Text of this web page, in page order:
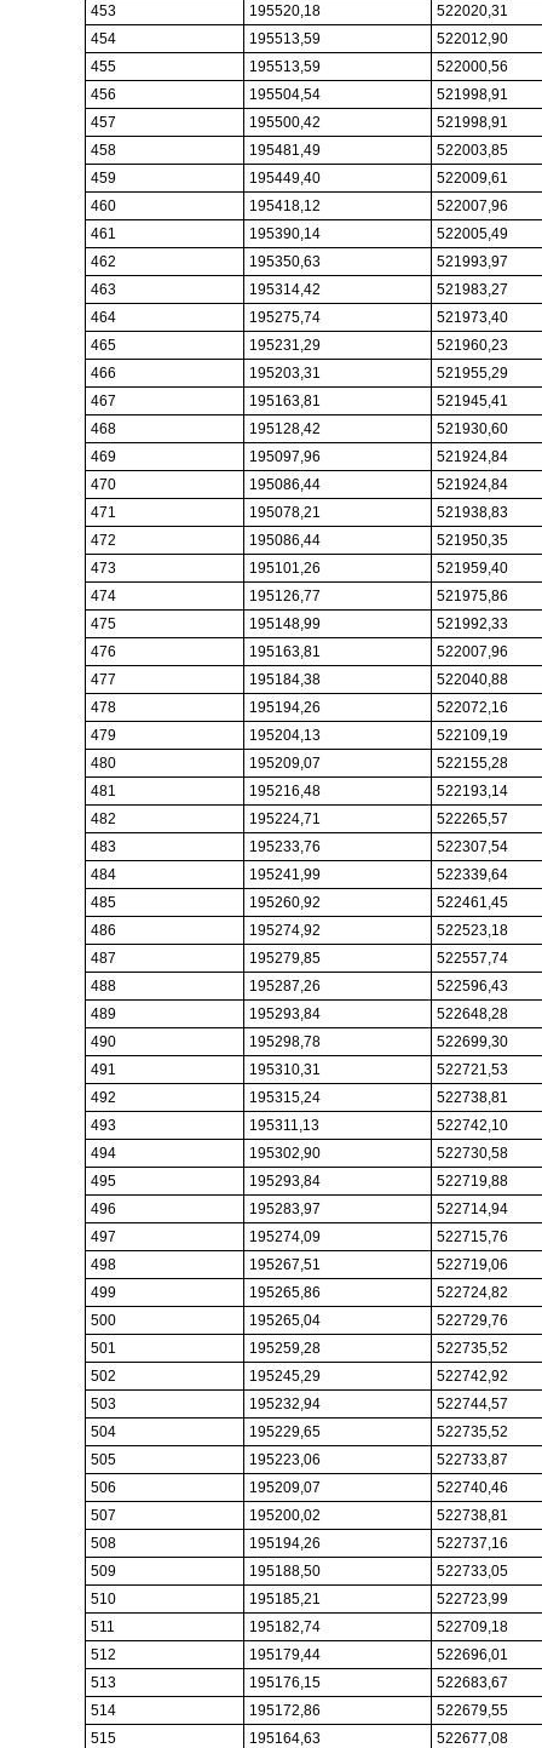
453
195520,18
522020,31
454
195513,59
522012,90
455
195513,59
522000,56
456
195504,54
521998,91
457
195500,42
521998,91
458
195481,49
522003,85
459
195449,40
522009,61
460
195418,12
522007,96
461
195390,14
522005,49
462
195350,63
521993,97
463
195314,42
521983,27
464
195275,74
521973,40
465
195231,29
521960,23
466
195203,31
521955,29
467
195163,81
521945,41
468
195128,42
521930,60
469
195097,96
521924,84
470
195086,44
521924,84
471
195078,21
521938,83
472
195086,44
521950,35
473
195101,26
521959,40
474
195126,77
521975,86
475
195148,99
521992,33
476
195163,81
522007,96
477
195184,38
522040,88
478
195194,26
522072,16
479
195204,13
522109,19
480
195209,07
522155,28
481
195216,48
522193,14
482
195224,71
522265,57
483
195233,76
522307,54
484
195241,99
522339,64
485
195260,92
522461,45
486
195274,92
522523,18
487
195279,85
522557,74
488
195287,26
522596,43
489
195293,84
522648,28
490
195298,78
522699,30
491
195310,31
522721,53
492
195315,24
522738,81
493
195311,13
522742,10
494
195302,90
522730,58
495
195293,84
522719,88
496
195283,97
522714,94
497
195274,09
522715,76
498
195267,51
522719,06
499
195265,86
522724,82
500
195265,04
522729,76
501
195259,28
522735,52
502
195245,29
522742,92
503
195232,94
522744,57
504
195229,65
522735,52
505
195223,06
522733,87
506
195209,07
522740,46
507
195200,02
522738,81
508
195194,26
522737,16
509
195188,50
522733,05
510
195185,21
522723,99
511
195182,74
522709,18
512
195179,44
522696,01
513
195176,15
522683,67
514
195172,86
522679,55
515
195164,63
522677,08